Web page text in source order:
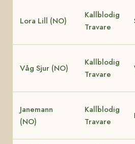
Lora Lill (NO)
Kallblodig
Travare
Våg Sjur (NO)
Kallblodig
Travare
Janemann
(NO)
Kallblodig
Travare